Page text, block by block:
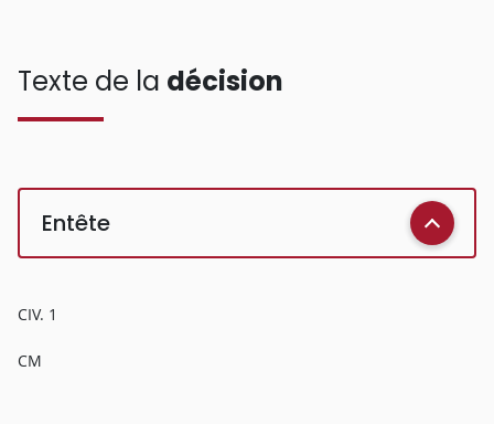
Texte de la décision
Entête
CIV. 1
CM